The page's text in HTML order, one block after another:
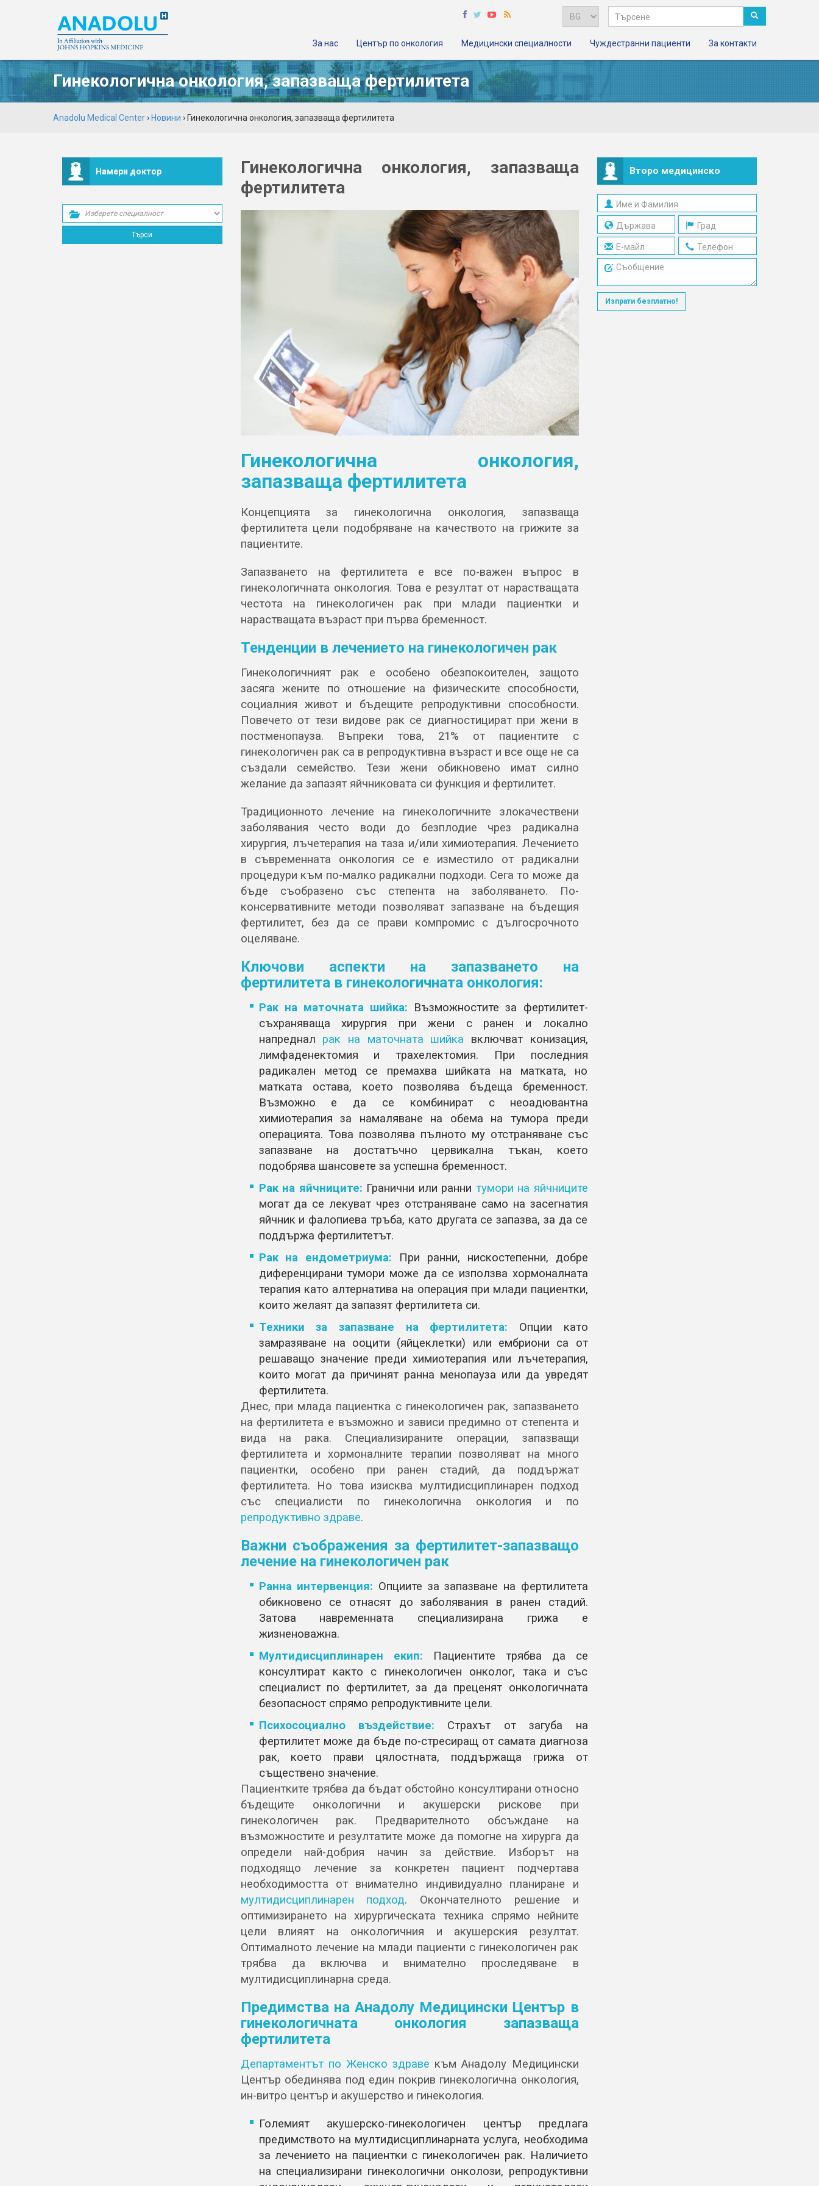
За нас Център по онкология Медицински специалности Чуждестранни пациенти За контакти
Гинекологична онкология, запазваща фертилитета
Anadolu Medical Center› Новини › Гинекологична онкология, запазваща фертилитета
Намери доктор
Гинекологична онкология, запазваща
фертилитета
Гинекологична онкология,
запазваща фертилитета
Концепцията за гинекологична онкология, запазваща
фертилитета цели подобряване на качеството на грижите за
пациентите.
Запазването на фертилитета е все по-важен въпрос в
гинекологичната онкология. Това е резултат от нарастващата
честота на гинекологичен рак при млади пациентки и
нарастващата възраст при първа бременност.
Тенденции в лечението на гинекологичен рак
Гинекологичният рак е особено обезпокоителен, защото
засяга жените по отношение на физическите способности,
социалния живот и бъдещите репродуктивни способности.
Повечето от тези видове рак се диагностицират при жени в
постменопауза. Въпреки това, 21% от пациентите с
гинекологичен рак са в репродуктивна възраст и все още не са
създали семейство. Тези жени обикновено имат силно
желание да запазят яйчниковата си функция и фертилитет.
Традиционното лечение на гинекологичните злокачествени
заболявания често води до безплодие чрез радикална
хирургия, лъчетерапия на таза и/или химиотерапия. Лечението
в съвременната онкология се е изместило от радикални
процедури към по-малко радикални подходи. Сега то може да
бъде съобразено със степента на заболяването. По-
консервативните методи позволяват запазване на бъдещия
фертилитет, без да се прави компромис с дългосрочното
оцеляване.
Ключови аспекти на запазването на
фертилитета в гинекологичната онкология:
Рак на маточната шийка: Възможностите за фертилитет-
съхраняваща хирургия при жени с ранен и локално
напреднал рак на маточната шийка включват конизация,
лимфаденектомия и трахелектомия. При последния
радикален метод се премахва шийката на матката, но
матката остава, което позволява бъдеща бременност.
Възможно е да се комбинират с неоадювантна
химиотерапия за намаляване на обема на тумора преди
операцията. Това позволява пълното му отстраняване със
запазване на достатъчно цервикална тъкан, което
подобрява шансовете за успешна бременност.
Рак на яйчниците: Гранични или ранни тумори на яйчниците
могат да се лекуват чрез отстраняване само на засегнатия
яйчник и фалопиева тръба, като другата се запазва, за да се
поддържа фертилитетът.
Рак на ендометриума:
При ранни, нискостепенни, добре
диференцирани тумори може да се използва хормоналната
терапия като алтернатива на операция при млади пациентки,
които желаят да запазят фертилитета си.
Техники за запазване на фертилитета:
Опции като
замразяване на ооцити (яйцеклетки) или ембриони са от
решаващо значение преди химиотерапия или лъчетерапия,
които могат да причинят ранна менопауза или да увредят
фертилитета.
Днес, при млада пациентка с гинекологичен рак, запазването
на фертилитета е възможно и зависи предимно от степента и
вида на рака. Специализираните операции, запазващи
фертилитета и хормоналните терапии позволяват на много
пациентки, особено при ранен стадий, да поддържат
фертилитета. Но това изисква мултидисциплинарен подход
със специалисти по гинекологична онкология и по
репродуктивно здраве.
Важни съображения за фертилитет-запазващо
лечение на гинекологичен рак
Ранна интервенция: Опциите за запазване на фертилитета
обикновено се отнасят до заболявания в ранен стадий.
Затова навременната специализирана грижа е
жизненоважна.
Мултидисциплинарен екип: Пациентите трябва да се
консултират както с гинекологичен онколог, така и със
специалист по фертилитет, за да преценят онкологичната
безопасност спрямо репродуктивните цели.
Психосоциално въздействие:
Страхът от загуба на
фертилитет може да бъде по-стресиращ от самата диагноза
рак, което прави цялостната, поддържаща грижа от
съществено значение.
Пациентките трябва да бъдат обстойно консултирани относно
бъдещите онкологични и акушерски рискове при
гинекологичен рак. Предварителното обсъждане на
възможностите и резултатите може да помогне на хирурга да
определи най-добрия начин за действие. Изборът на
подходящо лечение за конкретен пациент подчертава
необходимостта от внимателно индивидуално планиране и
мултидисциплинарен подход. Окончателното решение и
оптимизирането на хирургическата техника спрямо нейните
цели влияят на онкологичния и акушерския резултат.
Оптималното лечение на млади пациенти с гинекологичен рак
трябва да включва и внимателно проследяване в
мултидисциплинарна среда.
Предимства на Анадолу Медицински Център в
гинекологичната онкология запазваща
фертилитета
Департаментът по Женско здраве към Анадолу Медицински
Център обединява под един покрив гинекологична онкология,
ин-витро център и акушерство и гинекология.
Големият акушерско-гинекологичен център предлага
предимството на мултидисциплинарната услуга, необходима
за лечението на пациентки с гинекологичен рак. Наличието
на специализирани гинекологични онколози, репродуктивни
Второ медицинско
мнение
Изпрати безплатно!